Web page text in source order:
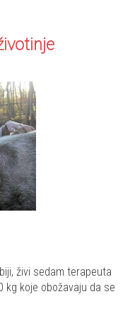
živi sedam terapeuta
kg koje obožavaju da se